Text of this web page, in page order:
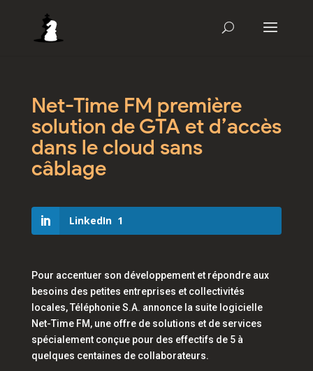
Net-Time FM première
solution de GTA et d’accès
dans le cloud sans
câblage
LinkedIn 1
Pour accentuer son développement et répondre aux
besoins des petites entreprises et collectivités
locales, Téléphonie S.A. annonce la suite logicielle
Net-Time FM, une offre de solutions et de services
spécialement conçue pour des effectifs de 5 à
quelques centaines de collaborateurs.